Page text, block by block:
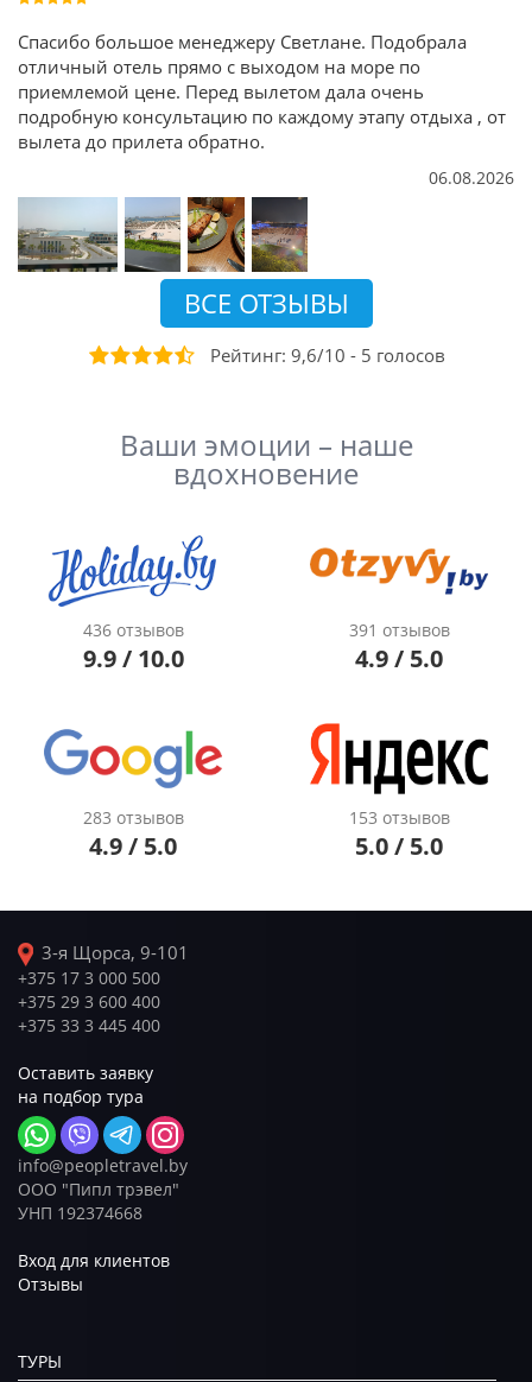
Спасибо большое менеджеру Светлане. Подобрала
отличный отель прямо с выходом на море по
приемлемой цене. Перед вылетом дала очень
подробную консультацию по каждому этапу отдыха , от
вылета до прилета обратно.
06.08.2026
ВСЕ ОТЗЫВЫ
Рейтинг: 9,6/10 - 5 голосов
Ваши эмоции – наше
вдохновение
436 отзывов
9.9 / 10.0
391 отзывов
4.9 / 5.0
283 отзывов
4.9 / 5.0
153 отзывов
5.0 / 5.0
3-я Щорса, 9-101
+375 17 3 000 500
+375 29 3 600 400
+375 33 3 445 400
Оставить заявку
на подбор тура
info@peopletravel.by
ООО "Пипл трэвел"
УНП 192374668
Вход для клиентов
Отзывы
ТУРЫ